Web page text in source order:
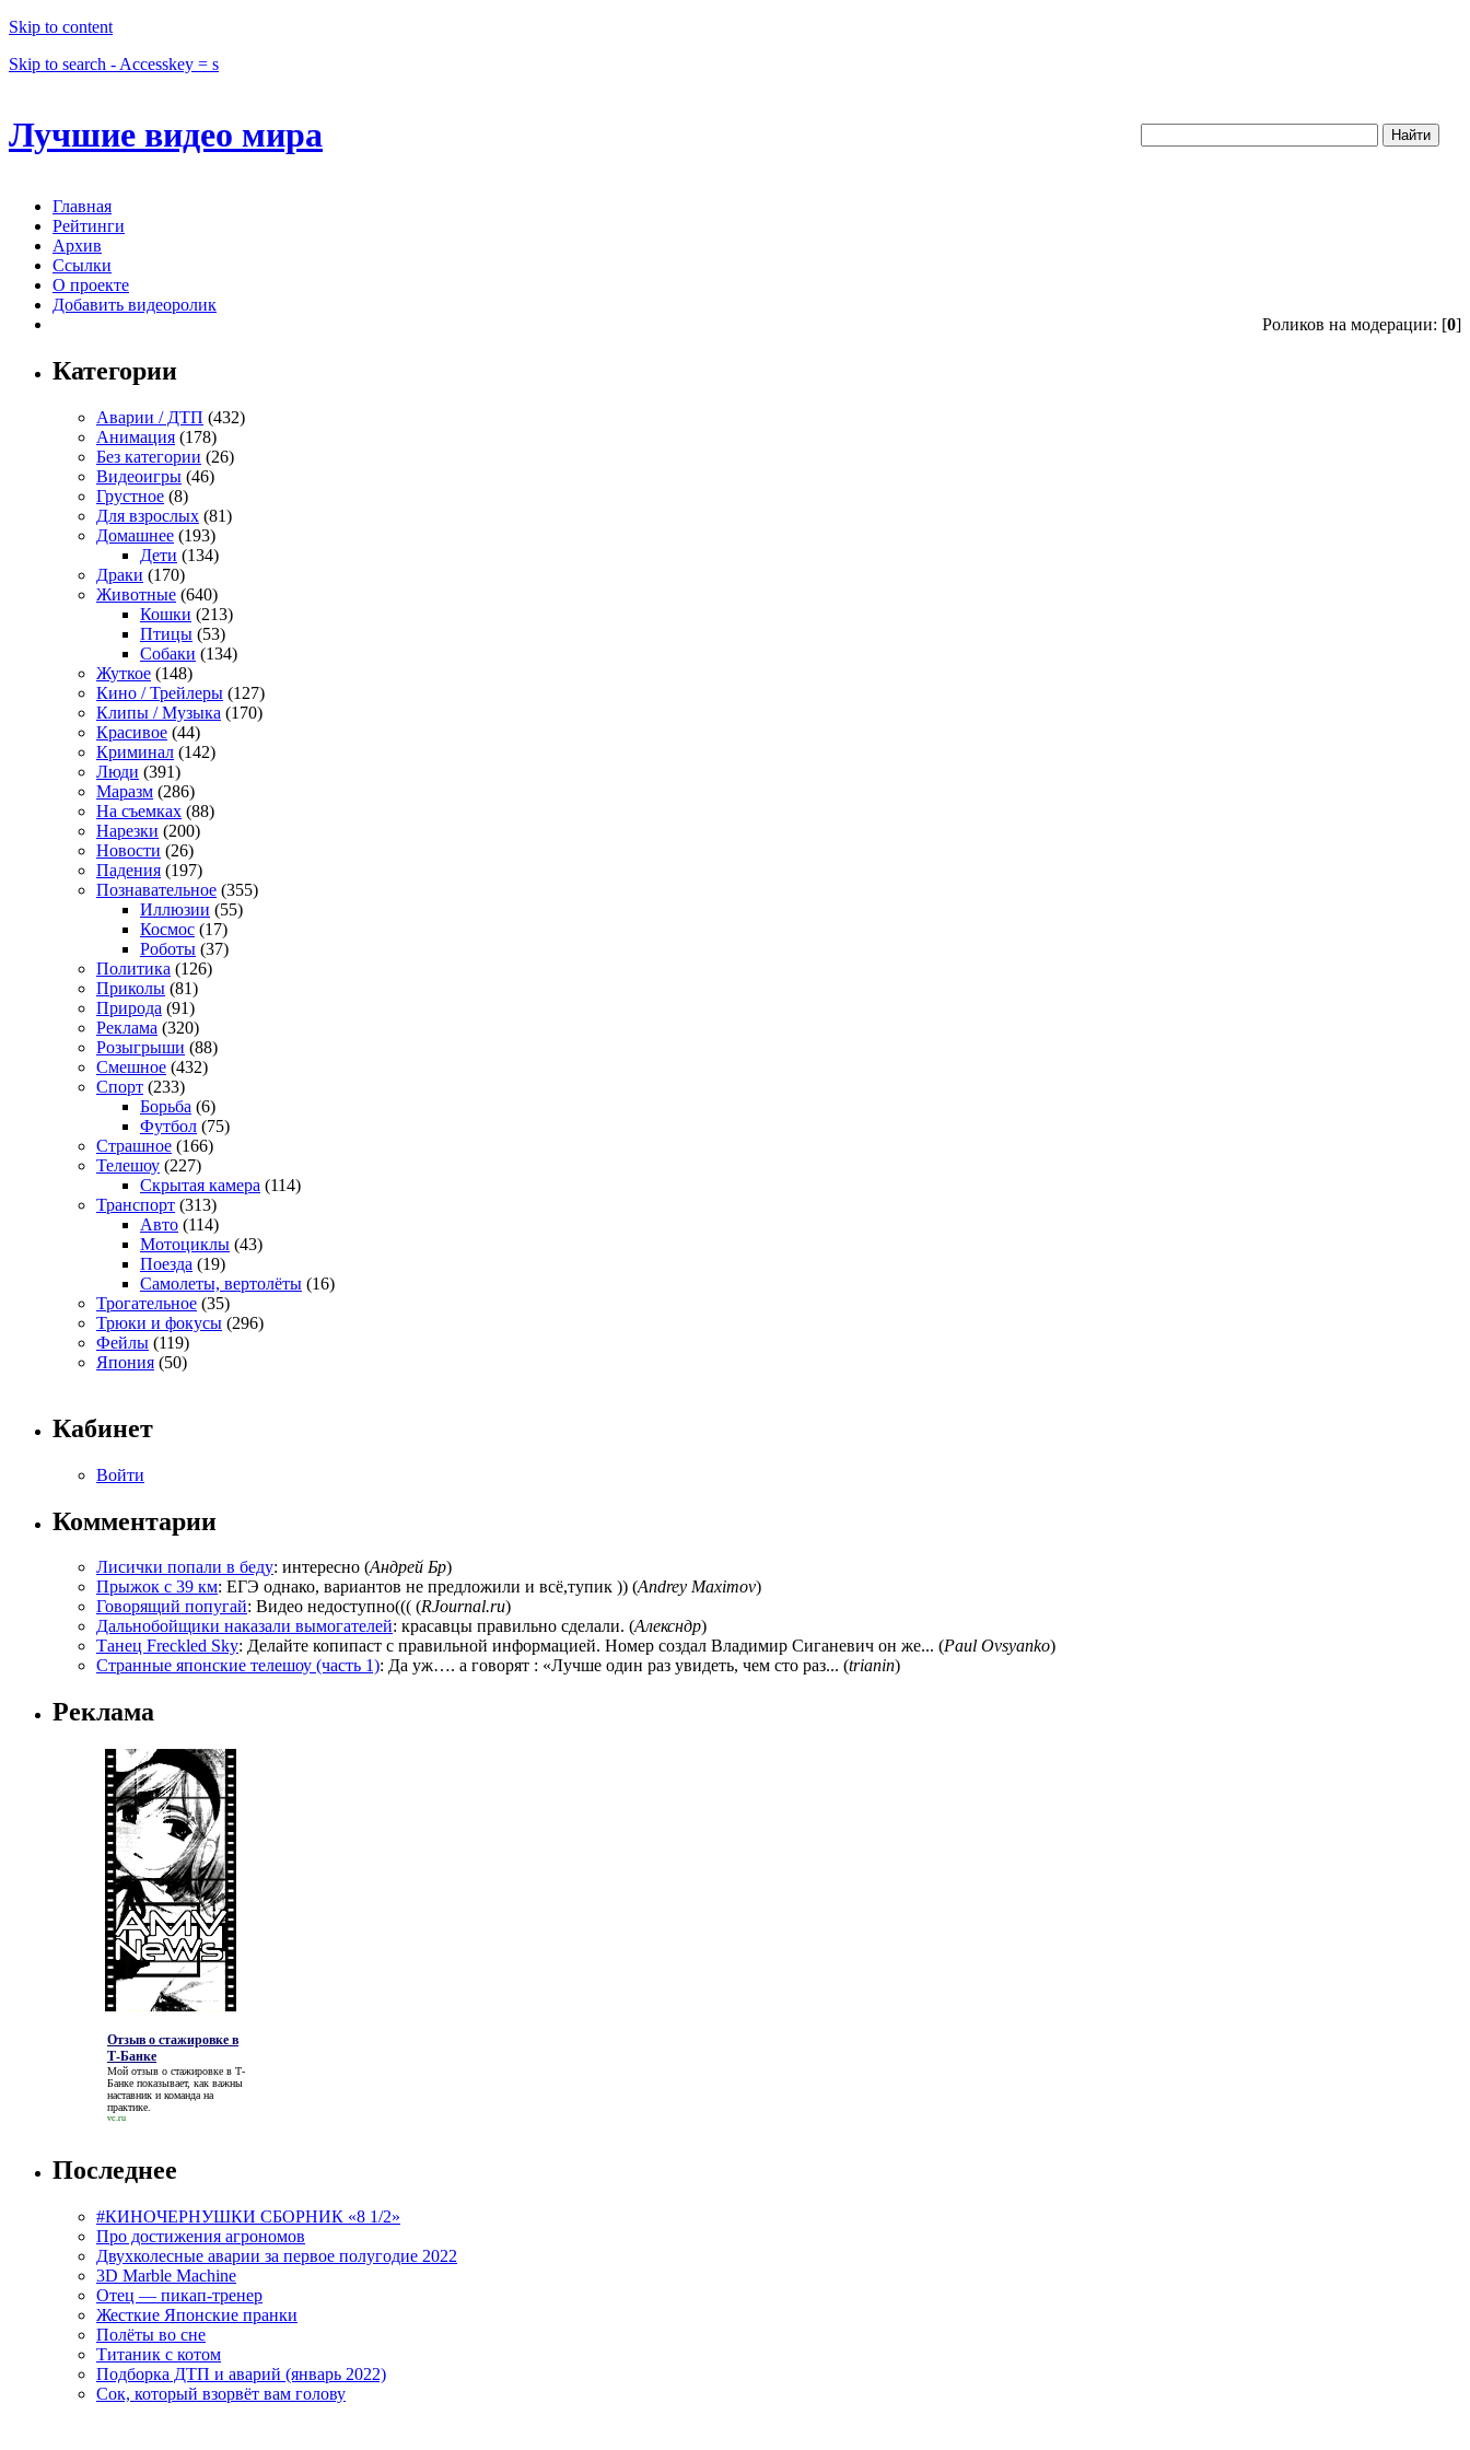
Skip to content
Skip to search - Accesskey = s
Лучшие видео мира
Главная
Рейтинги
Архив
Ссылки
О проекте
Добавить видеоролик
Роликов на модерации: [0]
Категории
Аварии / ДТП (432)
Анимация (178)
Без категории (26)
Видеоигры (46)
Грустное (8)
Для взрослых (81)
Домашнее (193)
Дети (134)
Драки (170)
Животные (640)
Кошки (213)
Птицы (53)
Собаки (134)
Жуткое (148)
Кино / Трейлеры (127)
Клипы / Музыка (170)
Красивое (44)
Криминал (142)
Люди (391)
Маразм (286)
На съемках (88)
Нарезки (200)
Новости (26)
Падения (197)
Познавательное (355)
Иллюзии (55)
Космос (17)
Роботы (37)
Политика (126)
Приколы (81)
Природа (91)
Реклама (320)
Розыгрыши (88)
Смешное (432)
Спорт (233)
Борьба (6)
Футбол (75)
Страшное (166)
Телешоу (227)
Скрытая камера (114)
Транспорт (313)
Авто (114)
Мотоциклы (43)
Поезда (19)
Самолеты, вертолёты (16)
Трогательное (35)
Трюки и фокусы (296)
Фейлы (119)
Япония (50)
Кабинет
Войти
Комментарии
Лисички попали в беду: интересно (Андрей Бр)
Прыжок с 39 км: ЕГЭ однако, вариантов не предложили и всё,тупик )) (Andrey Maximov)
Говорящий попугай: Видео недоступно((( (RJournal.ru)
Дальнобойщики наказали вымогателей: красавцы правильно сделали. (Алексндр)
Танец Freckled Sky: Делайте копипаст с правильной информацией. Номер создал Владимир Сиганевич он же... (Paul Ovsyanko)
Странные японские телешоу (часть 1): Да уж…. а говорят : «Лучше один раз увидеть, чем сто раз... (trianin)
Реклама
Отзыв о стажировке в
Т-Банке
Мой отзыв о стажировке в Т-
Банке показывает, как важны
наставник и команда на
практике.
vc.ru
Последнее
#КИНОЧЕРНУШКИ СБОРНИК «8 1/2»
Про достижения агрономов
Двухколесные аварии за первое полугодие 2022
3D Marble Machine
Отец — пикап-тренер
Жесткие Японские пранки
Полёты во сне
Титаник с котом
Подборка ДТП и аварий (январь 2022)
Сок, который взорвёт вам голову